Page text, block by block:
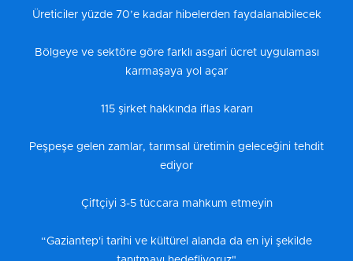
Üreticiler yüzde 70’e kadar hibelerden faydalanabilecek
Bölgeye ve sektöre göre farklı asgari ücret uygulaması
karmaşaya yol açar
115 şirket hakkında iflas kararı
Peşpeşe gelen zamlar, tarımsal üretimin geleceğini tehdit
ediyor
Çiftçiyi 3-5 tüccara mahkum etmeyin
“Gaziantep'i tarihi ve kültürel alanda da en iyi şekilde